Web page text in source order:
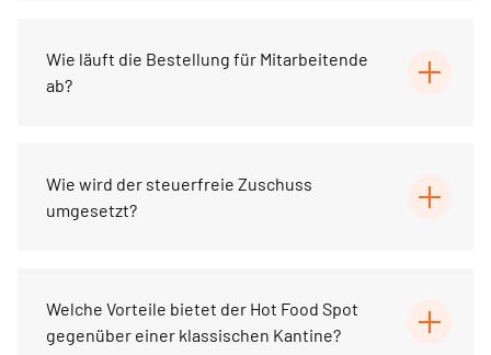
Wie läuft die Bestellung für Mitarbeitende
ab?
Wie wird der steuerfreie Zuschuss
umgesetzt?
Welche Vorteile bietet der Hot Food Spot
gegenüber einer klassischen Kantine?